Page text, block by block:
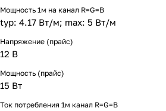
Мощность 1м на канал R=G=B
typ: 4.17 Вт/м; max: 5 Вт/м
Напряжение (прайс)
12 В
Мощность (прайс)
15 Вт
Ток потребления 1м канал R=G=B